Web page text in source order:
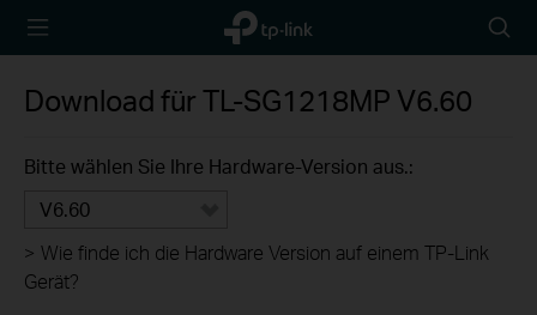
TP-Link,
Reliably
icon
Download fürTL-SG1218MP V6.60
Bitte wählen Sie Ihre Hardware-Version aus.:
V6.60
> Wie finde ich die Hardware Version auf einem TP-Link
Gerät?